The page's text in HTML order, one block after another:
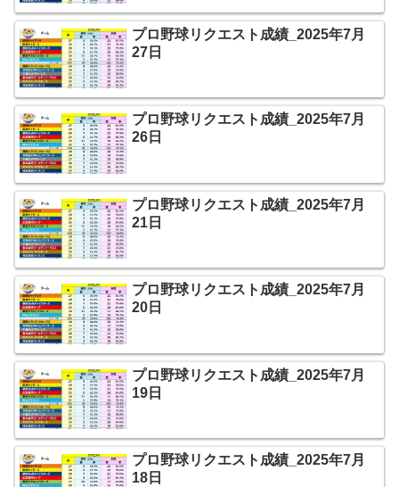
プロ野球リクエスト成績_2025年7月
27日
プロ野球リクエスト成績_2025年7月
26日
プロ野球リクエスト成績_2025年7月
21日
プロ野球リクエスト成績_2025年7月
20日
プロ野球リクエスト成績_2025年7月
19日
プロ野球リクエスト成績_2025年7月
18日